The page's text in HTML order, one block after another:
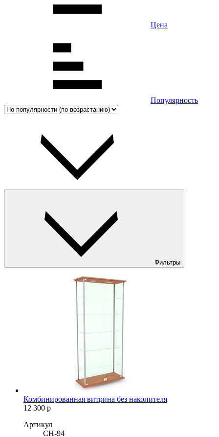
Цена
Популярность
Фильтры
Комбинированная витрина без накопителя
12 300 р
Артикул
СН-94